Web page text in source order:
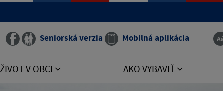
Seniorská verzia Mobilná aplikácia
ŽIVOT V OBCI AKO VYBAVIŤ